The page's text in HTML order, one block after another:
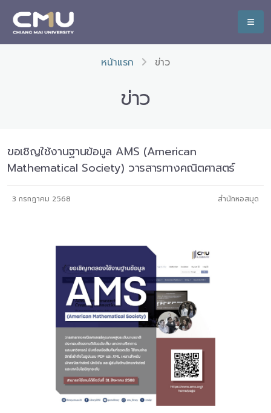
หน้าแรก ข่าว
ข่าว
ขอเชิญใช้งานฐานข้อมูล AMS (American
Mathematical Society) วารสารทางคณิตศาสตร์
3 กรกฎาคม 2568 สำนักหอสมุด